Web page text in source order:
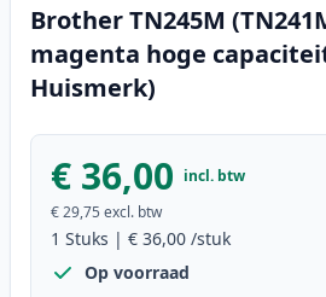
Brother TN245M
magenta hoge
Huismerk)
€ 36,00 incl. btw
€ 29,75 excl. btw
1 Stuks | € 36,00 /stuk
Op voorraad